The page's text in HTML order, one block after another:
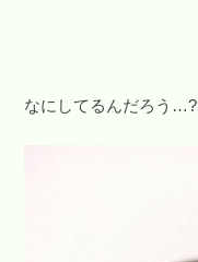
なにしてるんだろう…?